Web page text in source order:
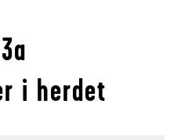
i herdet